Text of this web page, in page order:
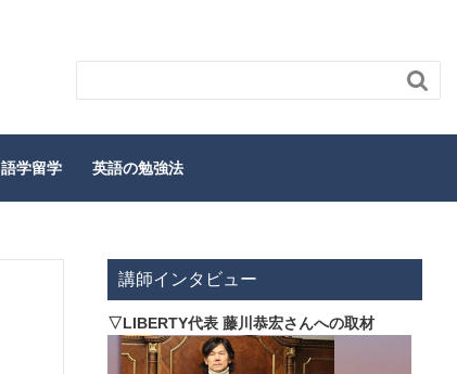

語学留学 英語の勉強法
講師インタビュー
▽LIBERTY代表 藤川恭宏さんへの取材